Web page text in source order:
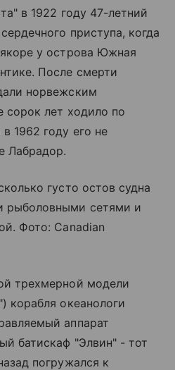
в 1922 году 47-летний
приступа, когда
у острова Южная
После смерти
норвежским
сорок лет ходило по
1962 году его не
Лабрадор.
густо остов судна
рыболовными сетями и
Фото: Canadian
трехмерной модели
корабля океанологи
аппарат
батискаф "Элвин" - тот
погружался к